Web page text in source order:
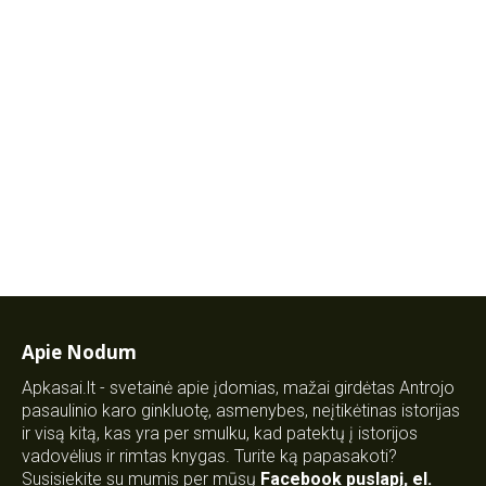
Apie Nodum
Apkasai.lt - svetainė apie įdomias, mažai girdėtas Antrojo
pasaulinio karo ginkluotę, asmenybes, neįtikėtinas istorijas
ir visą kitą, kas yra per smulku, kad patektų į istorijos
vadovėlius ir rimtas knygas. Turite ką papasakoti?
Susisiekite su mumis per mūsų Facebook puslapį, el.